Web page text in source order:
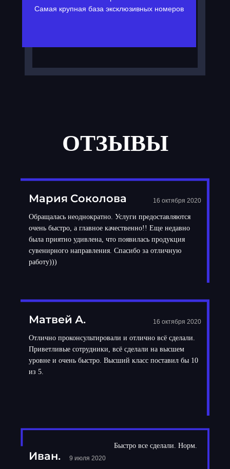
Самая крупная база эксклюзивных номеров
ОТЗЫВЫ
Мария Соколова 16 октября 2020
Обращалась неоднократно. Услуги предоставляются
очень быстро, а главное качественно!! Еще недавно
была приятно удивлена, что появилась продукция
сувенирного направления. Спасибо за отличную
работу)))
Матвей А. 16 октября 2020
Отлично проконсультировали и отлично всё сделали.
Приветливые сотрудники, всё сделали на высшем
уровне и очень быстро. Высший класс поставил бы 10
из 5.
Иван. 9 июля 2020
Быстро все сделали. Норм.